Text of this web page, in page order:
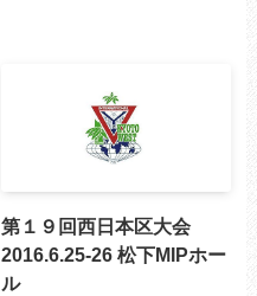
第１９回西日本区大会
2016.6.25-26 松下MIPホー
ル